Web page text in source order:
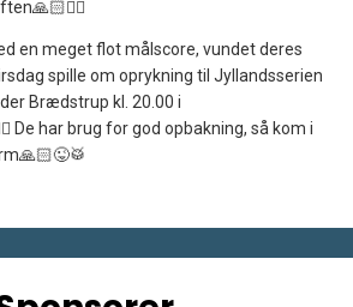
en meget flot målscore, vundet deres
spille om oprykning til Jyllandsserien
Brædstrup kl. 20.00 i
De har brug for god opbakning, så kom i